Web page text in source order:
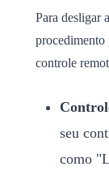
Para desligar
procedimento
controle
seu
como